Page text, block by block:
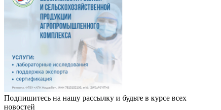
Подпишитесь на нашу рассылку и будьте в курсе всех
новостей